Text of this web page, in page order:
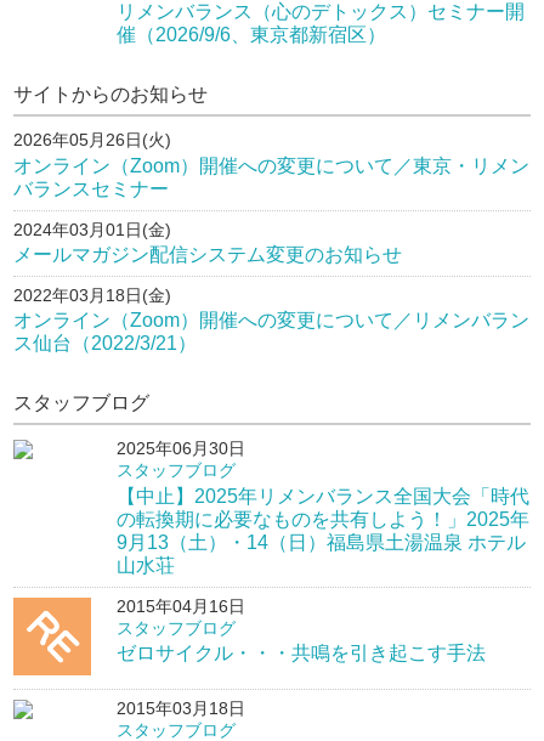
リメンバランス（心のデトックス）セミナー開
催（2026/9/6、東京都新宿区）
サイトからのお知らせ
2026年05月26日(火)
オンライン（Zoom）開催への変更について／東京・リメン
バランスセミナー
2024年03月01日(金)
メールマガジン配信システム変更のお知らせ
2022年03月18日(金)
オンライン（Zoom）開催への変更について／リメンバラン
ス仙台（2022/3/21）
スタッフブログ
2025年06月30日
スタッフブログ
【中止】2025年リメンバランス全国大会「時代
の転換期に必要なものを共有しよう！」2025年
9月13（土）・14（日）福島県土湯温泉 ホテル
山水荘
2015年04月16日
スタッフブログ
ゼロサイクル・・・共鳴を引き起こす手法
2015年03月18日
スタッフブログ